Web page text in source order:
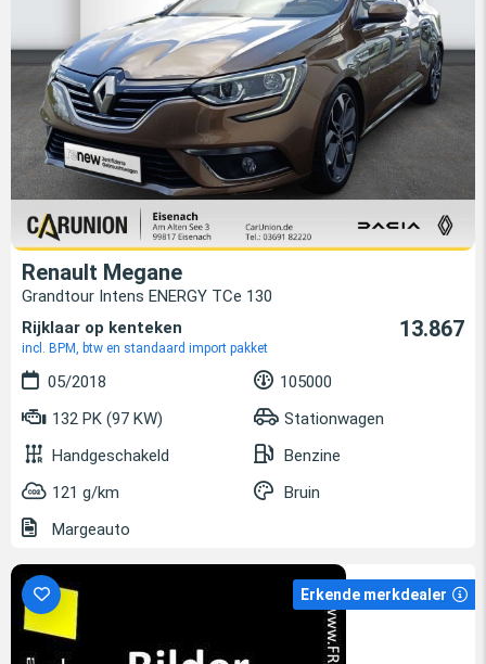
Renault Megane
Grandtour Intens ENERGY TCe 130
Rijklaar op kenteken
incl. BPM, btw en standaard import pakket
13.867
05/2018
105000
132 PK (97 KW)
Stationwagen
Handgeschakeld
Benzine
121 g/km
Bruin
Margeauto
Erkende merkdealer